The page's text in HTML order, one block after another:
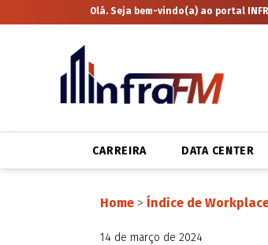
Olá. Seja bem-vindo(a) ao portal
CARREIRA DATA CENTER
Home> Índice de
14 de março de 2024